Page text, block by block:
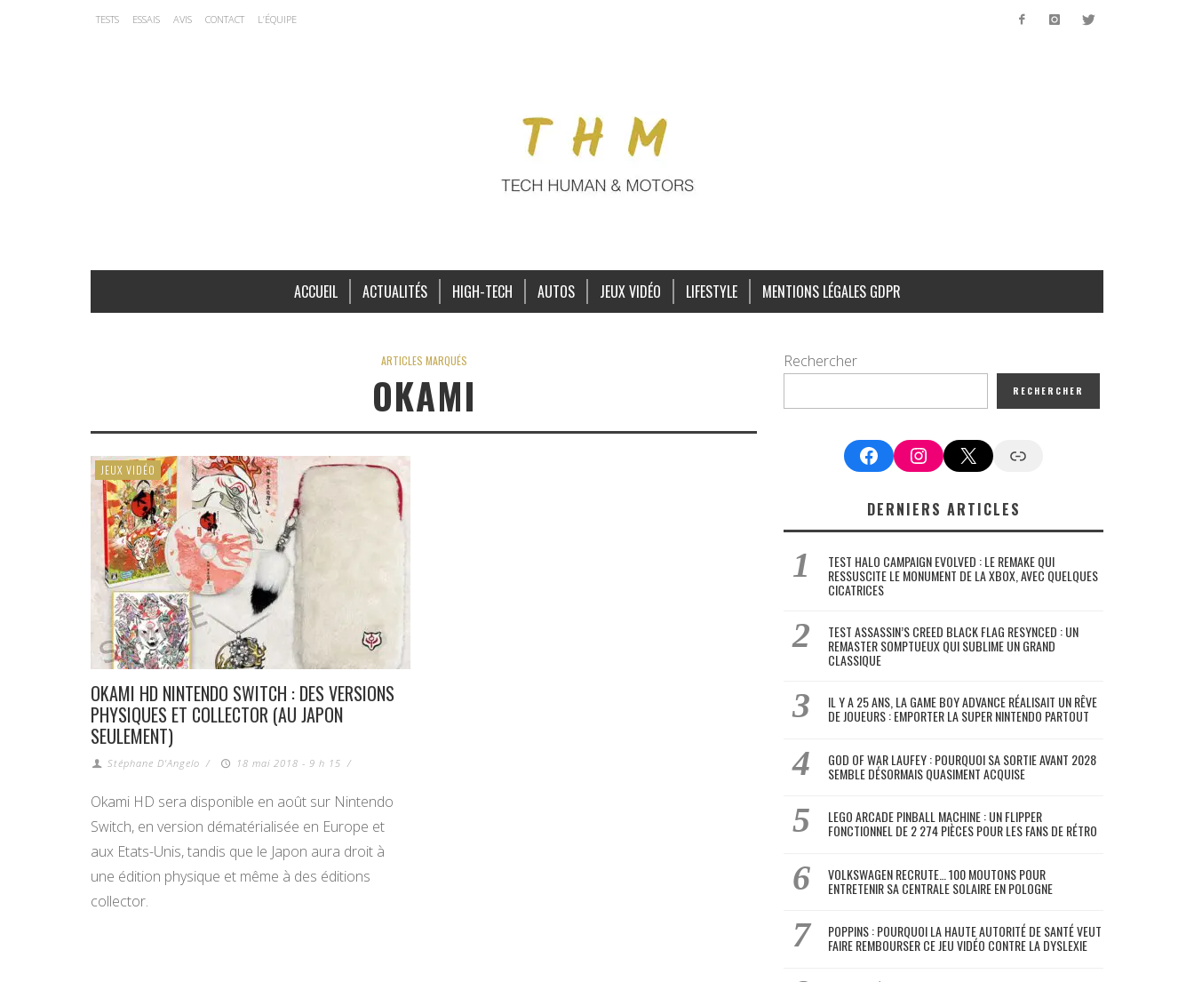
TESTS ESSAIS AVIS CONTACT L’ÉQUIPE
ACCUEIL ACTUALITÉS HIGH-TECH AUTOS JEUX VIDÉO LIFESTYLE MENTIONS LÉGALES GDPR
ARTICLES MARQUÉS
OKAMI
JEUX VIDÉO
OKAMI HD NINTENDO SWITCH : DES VERSIONS
PHYSIQUES ET COLLECTOR (AU JAPON
SEULEMENT)
Stéphane D'Angelo / 18 mai 2018 - 9 h 15 /
Okami HD sera disponible en août sur Nintendo
Switch, en version dématérialisée en Europe et
aux Etats-Unis, tandis que le Japon aura droit à
une édition physique et même à des éditions
collector.
Rechercher
RECHERCHER
FacebookInstagram
X Google News
DERNIERS ARTICLES
TEST HALO CAMPAIGN EVOLVED : LE REMAKE QUI
RESSUSCITE LE MONUMENT DE LA XBOX, AVEC QUELQUES
CICATRICES
TEST ASSASSIN’S CREED BLACK FLAG RESYNCED : UN
REMASTER SOMPTUEUX QUI SUBLIME UN GRAND
CLASSIQUE
IL Y A 25 ANS, LA GAME BOY ADVANCE RÉALISAIT UN RÊVE
DE JOUEURS : EMPORTER LA SUPER NINTENDO PARTOUT
GOD OF WAR LAUFEY : POURQUOI SA SORTIE AVANT 2028
SEMBLE DÉSORMAIS QUASIMENT ACQUISE
LEGO ARCADE PINBALL MACHINE : UN FLIPPER
FONCTIONNEL DE 2 274 PIÈCES POUR LES FANS DE RÉTRO
VOLKSWAGEN RECRUTE… 100 MOUTONS POUR
ENTRETENIR SA CENTRALE SOLAIRE EN POLOGNE
POPPINS : POURQUOI LA HAUTE AUTORITÉ DE SANTÉ VEUT
FAIRE REMBOURSER CE JEU VIDÉO CONTRE LA DYSLEXIE